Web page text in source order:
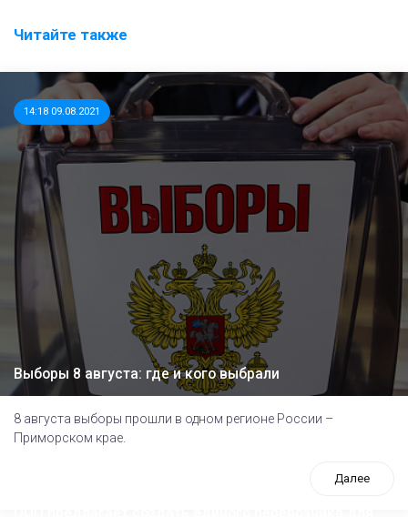
Читайте также
14:18 09.08.2021
Выборы 8 августа: где и кого выбрали
8 августа выборы прошли в одном регионе России –
Приморском крае.
Далее